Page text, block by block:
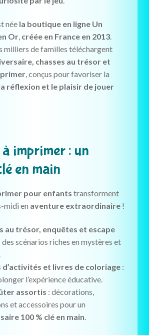
née la boutique en ligne Un
Or, créée en France en 2013.
milliers de familles téléchargent
chasses au trésor et
, conçus pour favoriser la
réflexion et le plaisir de jouer
imprimer : un
en main
pour enfants transforment
midi en aventure extraordinaire!
au trésor, enquêtes et escape
des scénarios riches en mystères et
d’activités et livres de coloriage:
l’expérience éducative.
assortis : décorations,
et accessoires pour un
100 % clé en main.